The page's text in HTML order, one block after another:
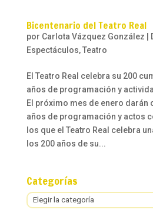
Bicentenario del Teatro Real
por Carlota Vázquez González
Espectáculos,Teatro
El Teatro Real celebra su 200
años de programación y
El próximo mes de enero darán
años de programación y actos
los que el Teatro Real celebra
los 200 años de su...
Categorías
Categorías